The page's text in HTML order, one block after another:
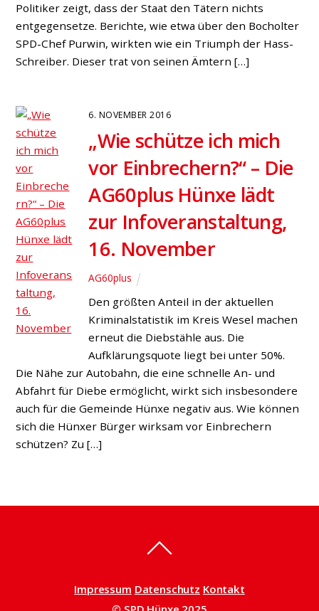
Politiker zeigt, dass der Staat den Tätern nichts
entgegensetze. Berichte, wie etwa über den Bocholter
SPD-Chef Purwin, wirkten wie ein Triumph der Hass-
Schreiber. Dieser trat von seinen Ämtern […]
6. NOVEMBER 2016
„Wie schütze ich mich
vor Einbrechern?“ – Die
AG60plus Hünxe lädt
zur Infoveranstaltung,
16. November
AG60plus
Den größten Anteil in der aktuellen
Kriminalstatistik im Kreis Wesel machen
erneut die Diebstähle aus. Die
Aufklärungsquote liegt bei unter 50%.
Die Nähe zur Autobahn, die eine schnelle An- und
Abfahrt für Diebe ermöglicht, wirkt sich insbesondere
auch für die Gemeinde Hünxe negativ aus. Wie können
sich die Hünxer Bürger wirksam vor Einbrechern
schützen? Zu […]
Impressum Datenschutz Kontakt